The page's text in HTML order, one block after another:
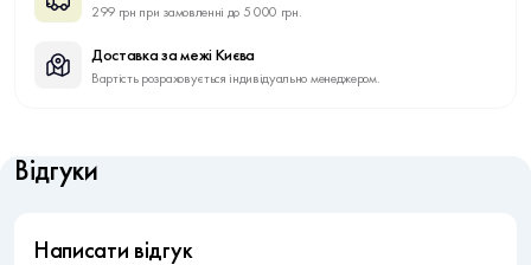
299 грн при замовленні до 5 000 грн.
Доставка за межі Києва
Вартість розраховується індивідуально менеджером.
Відгуки
Написати відгук